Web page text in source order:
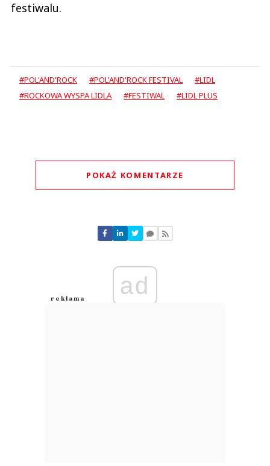
festiwalu.
#POL'AND'ROCK #POL'AND'ROCK FESTIVAL
#LIDL
#ROCKOWA WYSPA LIDLA
#FESTIWAL #LIDL PLUS
POKAŻ KOMENTARZE
Nie znaleziono komentarzy
Zostaw swoje komentarze
Anuluj
ad